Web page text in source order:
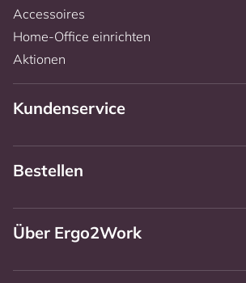
Accessoires
Home-Office einrichten
Aktionen
Kundenservice
Bestellen
Über Ergo2Work